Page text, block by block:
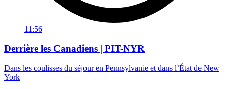
11:56
Derrière les Canadiens | PIT-NYR
Dans les coulisses du séjour en Pennsylvanie et dans l’État de New
York